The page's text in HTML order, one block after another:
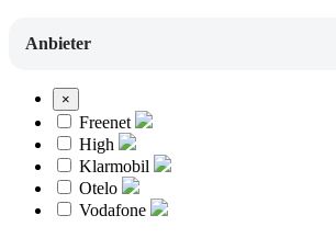
Anbieter
×
Freenet
High
Klarmobil
Otelo
Vodafone